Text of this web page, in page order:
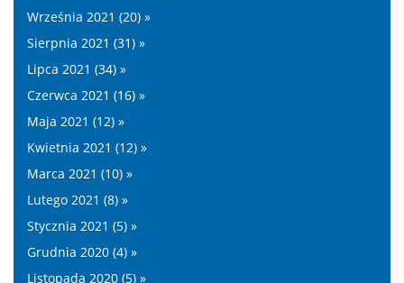
Września 2021 (20) »
Sierpnia 2021 (31) »
Lipca 2021 (34) »
Czerwca 2021 (16) »
Maja 2021 (12) »
Kwietnia 2021 (12) »
Marca 2021 (10) »
Lutego 2021 (8) »
Stycznia 2021 (5) »
Grudnia 2020 (4) »
Listopada 2020 (5) »